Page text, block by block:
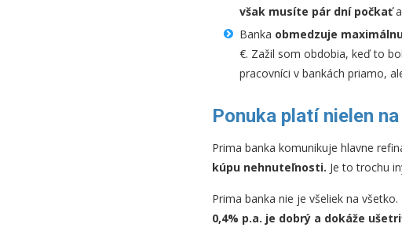
však musíte pár dní počkať
Banka obmedzuje
€. Zažil som obdobia, keď to
pracovníci v bankách priamo,
Ponuka platí nielen
Prima banka komunikuje hlavne
kúpu nehnuteľnosti. Je to trochu
Prima banka nie je všeliek na
0,4% p.a. je dobrý a dokáže